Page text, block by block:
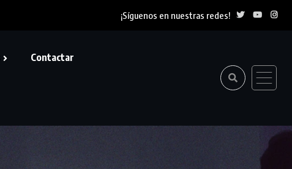
¡Síguenos en nuestras redes!
Contactar